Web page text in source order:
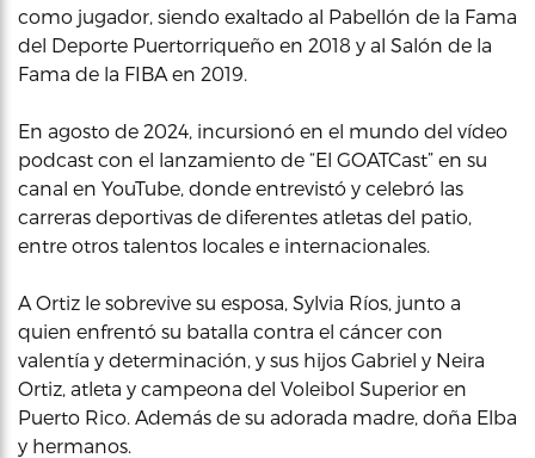
como jugador, siendo exaltado al Pabellón de la Fama
del Deporte Puertorriqueño en 2018 y al Salón de la
Fama de la FIBA en 2019.
En agosto de 2024, incursionó en el mundo del vídeo
podcast con el lanzamiento de “El GOATCast” en su
canal en YouTube, donde entrevistó y celebró las
carreras deportivas de diferentes atletas del patio,
entre otros talentos locales e internacionales.
A Ortiz le sobrevive su esposa, Sylvia Ríos, junto a
quien enfrentó su batalla contra el cáncer con
valentía y determinación, y sus hijos Gabriel y Neira
Ortiz, atleta y campeona del Voleibol Superior en
Puerto Rico. Además de su adorada madre, doña Elba
y hermanos.